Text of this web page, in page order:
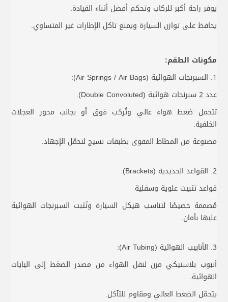
يوفر راحة أكبر للركاب وتحكم أفضل أثناء القيادة.
يحافظ على توازن السيارة ويمنع تآكل الإطارات غير المتساوي.
مكونات الطقم:
1. السبرنجات الهوائية (Air Springs / Air Bags):
عدد 2 سبرنجات هوائية (Double Convoluted).
تتحمل ضغط هواء عالي وتُركب فوق أو بجانب محور العجلات
الخلفية.
مصنوعة من المطاط المقوى بطبقات نسيج لتحمّل الإجهاد.
2. القواعد الحديدية (Brackets):
قواعد تثبيت علوية وسفلية
مُصممة خصيصًا لتناسب هيكل السيارة وتُثبت السبرنجات الهوائية
عليها بأمان.
3. الأنابيب الهوائية (Air Tubing):
أنبوب بلاستيكي مرن لنقل الهواء من مصدر الضغط إلى اليايات
الهوائية.
يتحمّل الضغط العالي ومقاوم للتآكل.